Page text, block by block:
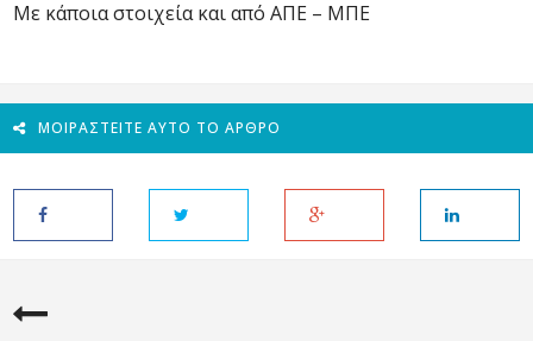
Με κάποια στοιχεία και από ΑΠΕ – ΜΠΕ
ΜΟΙΡΑΣΤΕΊΤΕ ΑΥΤΌ ΤΟ ΆΡΘΡΟ